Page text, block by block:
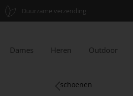
Duurzame verzending
Dames Heren Outdoor
schoenen